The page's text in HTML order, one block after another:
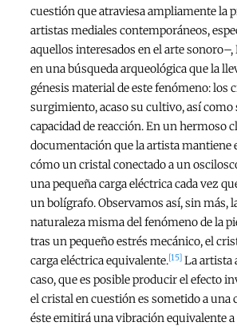
cuestión que atraviesa ampliamente la
artistas mediales contemporáneos,
aquellos interesados en el arte sonoro–,
en una búsqueda arqueológica que la
génesis material de este fenómeno: los
surgimiento, acaso su cultivo, así
capacidad de reacción. En un hermoso
documentación que la artista mantiene
cómo un cristal conectado a un
una pequeña carga eléctrica cada vez
un bolígrafo. Observamos así, sin más,
naturaleza misma del fenómeno de la
tras un pequeño estrés mecánico, el
carga eléctrica equivalente.[15] La artista
caso, que es posible producir el efecto
el cristal en cuestión es sometido a una
éste emitirá una vibración equivalente